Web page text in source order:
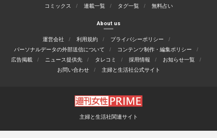
コミックス
連載一覧 タグ一覧 無料占い
About us
運営会社 利用規約
プライバシーポリシー
パーソナルデータの外部送信について
コンテンツ制作・編集ポリシー
広告掲載
ニュース提供先 タレコミ 採用情報
お知らせ一覧
お問い合わせ
主婦と生活社公式サイト
主婦と生活社関連サイト